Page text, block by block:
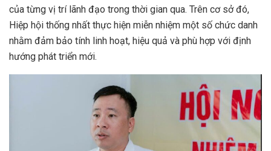
của từng vị trí lãnh đạo trong thời gian qua. Trên cơ sở đó,
Hiệp hội thống nhất thực hiện miễn nhiệm một số chức danh
nhằm đảm bảo tính linh hoạt, hiệu quả và phù hợp với định
hướng phát triển mới.